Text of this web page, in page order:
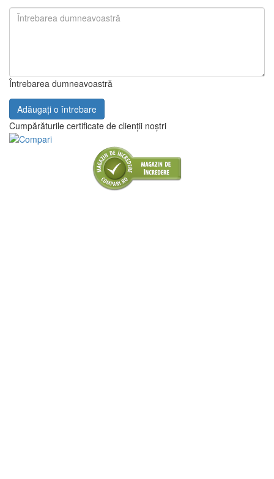
Întrebarea dumneavoastră
Adăugați o întrebare
Cumpărăturile certificate de clienții noștri